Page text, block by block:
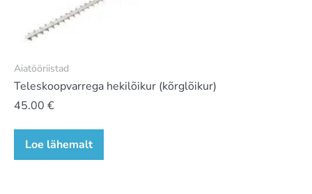
Aiatööriistad
Teleskoopvarrega hekilõikur (kõrglõikur)
45.00 €
Loe lähemalt